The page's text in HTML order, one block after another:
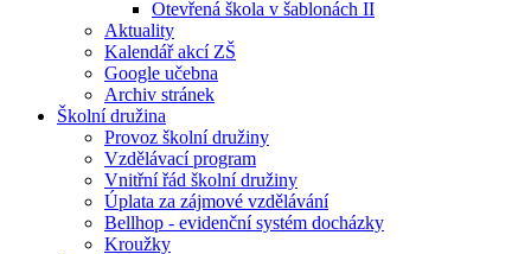
Otevřená škola v šablonách II
Aktuality
Kalendář akcí ZŠ
Google učebna
Archiv stránek
Školní družina
Provoz školní družiny
Vzdělávací program
Vnitřní řád školní družiny
Úplata za zájmové vzdělávání
Bellhop - evidenční systém docházky
Kroužky